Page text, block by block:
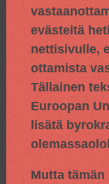
evästeitä
nettisivulle,
ottamista
Tällainen
Euroopan
lisätä
Mutta